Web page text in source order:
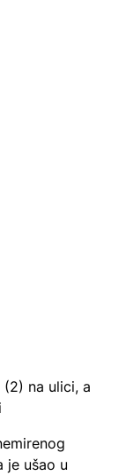
na ulici, a
je ušao u